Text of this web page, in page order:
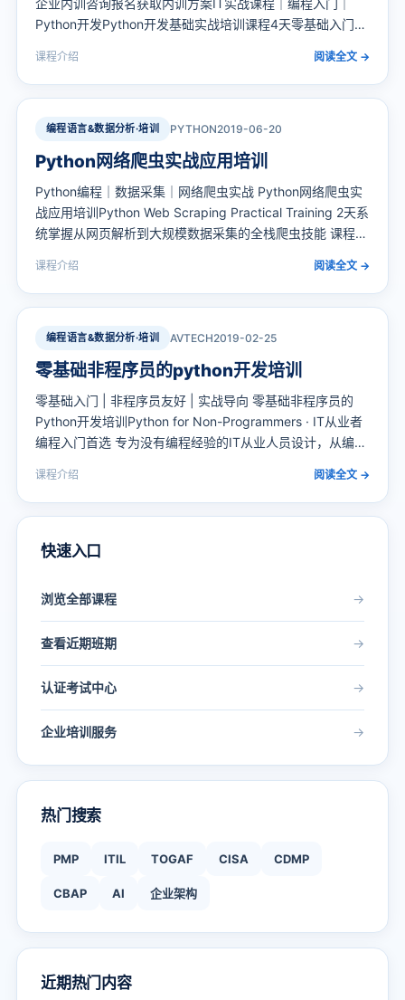
企业内训咨询报名获取内训方案IT实战课程｜编程入门｜
Python开发Python开发基础实战培训课程4天零基础入门，
应用广泛的编程语言之一，已覆盖数据分析、自动化办公、
人工智能和Web开发等多个…
课程介绍 阅读全文 →
编程语言&数据分析·培训 PYTHON2019-06-20
Python网络爬虫实战应用培训
Python编程｜数据采集｜网络爬虫实战 Python网络爬虫实
战应用培训Python Web Scraping Practical Training 2天系
统掌握从网页解析到大规模数据采集的全栈爬虫技能 课程定
态（Requests/Beautiful…
课程介绍 阅读全文 →
编程语言&数据分析·培训 AVTECH2019-02-25
零基础非程序员的python开发培训
零基础入门 | 非程序员友好 | 实战导向 零基础非程序员的
Python开发培训Python for Non-Programmers · IT从业者
编程入门首选 专为没有编程经验的IT从业人员设计，从编程
向非程序员的Python编程入门课程，覆盖Py…
课程介绍 阅读全文 →
快速入口
浏览全部课程 →
查看近期班期 →
认证考试中心 →
企业培训服务 →
热门搜索
PMP ITIL TOGAF CISA CDMP
CBAP AI 企业架构
近期热门内容